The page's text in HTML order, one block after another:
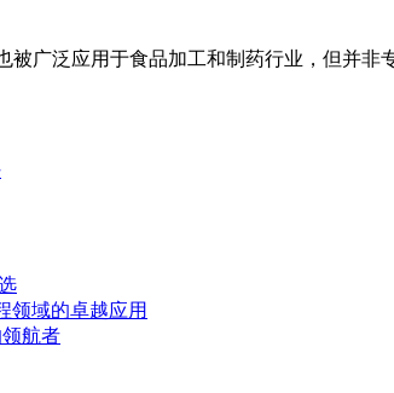
广泛应用于食品加工和制药行业，但并非
领域的卓越应用
航者